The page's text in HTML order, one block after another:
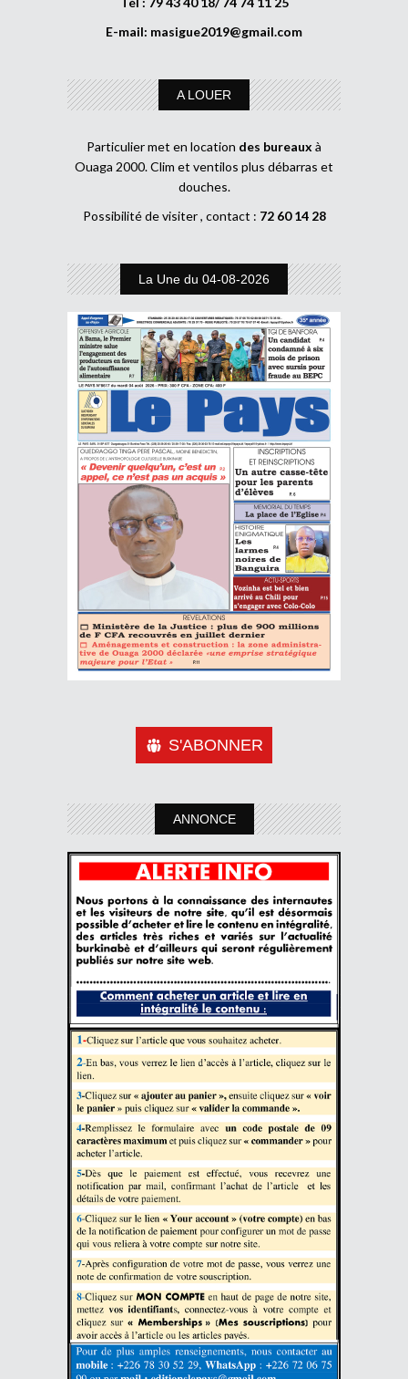
E-mail: masigue2019@gmail.com
A LOUER
Particulier met en location des bureaux à
Ouaga 2000. Clim et ventilos plus débarras et
douches.
Possibilité de visiter , contact : 72 60 14 28
La Une du 04-08-2026
S'ABONNER
ANNONCE